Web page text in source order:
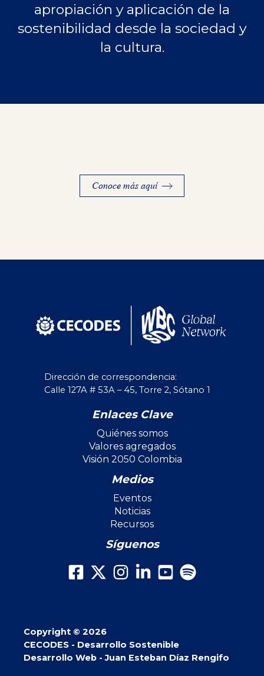
apropiación y aplicación de la
sostenibilidad desde la sociedad y
la cultura.
Conoce más aquí
Dirección de correspondencia:
Calle 127A # 53A – 45, Torre 2, Sótano 1
Enlaces Clave
Quiénes somos
Valores agregados
Visión 2050 Colombia
Medios
Eventos
Noticias
Recursos
Síguenos
Copyright © 2026
CECODES - Desarrollo Sostenible
Desarrollo Web - Juan Esteban Díaz Rengifo